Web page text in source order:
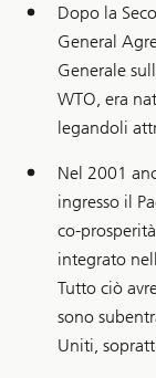
Dopo la
General
Generale
WTO, era
legandoli
Nel 2001
ingresso il
co-
integrato
Tutto ciò
sono
Uniti,